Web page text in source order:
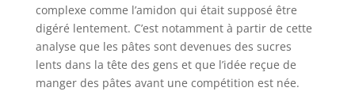
complexe comme l’amidon qui était supposé être
digéré lentement. C’est notamment à partir de cette
analyse que les pâtes sont devenues des sucres
lents dans la tête des gens et que l’idée reçue de
manger des pâtes avant une compétition est née.